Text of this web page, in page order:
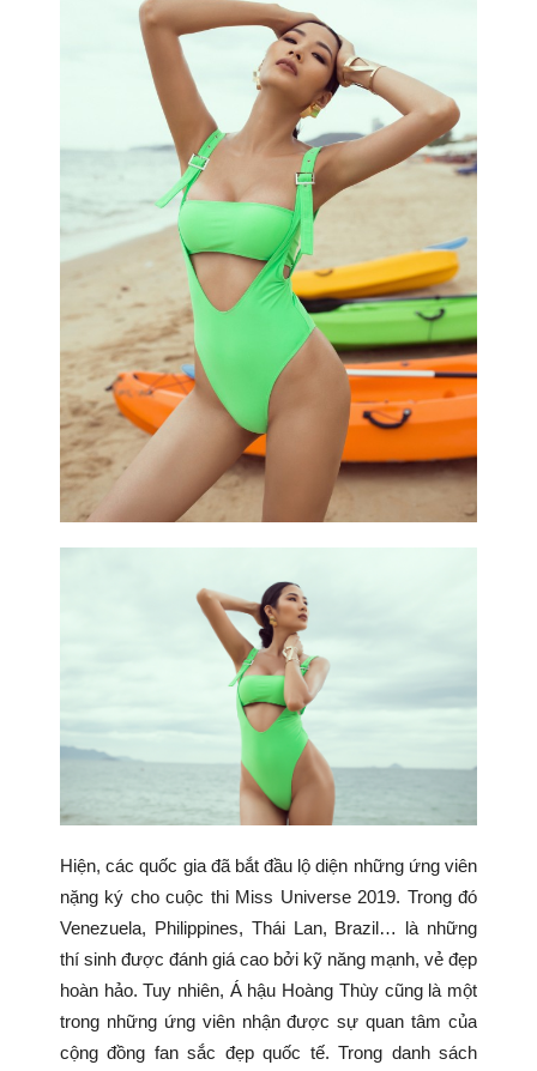
Hiện, các quốc gia đã bắt đầu lộ diện những ứng viên
nặng ký cho cuộc thi Miss Universe 2019. Trong đó
Venezuela, Philippines, Thái Lan, Brazil… là những
thí sinh được đánh giá cao bởi kỹ năng mạnh, vẻ đẹp
hoàn hảo. Tuy nhiên, Á hậu Hoàng Thùy cũng là một
trong những ứng viên nhận được sự quan tâm của
cộng đồng fan sắc đẹp quốc tế. Trong danh sách